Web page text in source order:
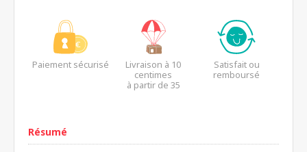
Paiement sécurisé
Livraison à 10
centimes
à partir de 35
Satisfait ou
remboursé
Résumé